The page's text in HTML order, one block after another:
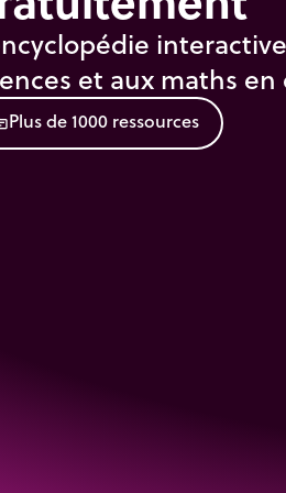
et aux maths en
Plusde1000 ressources